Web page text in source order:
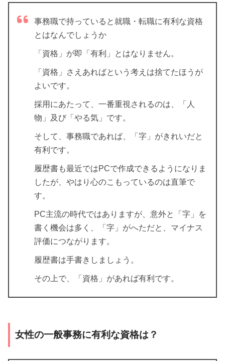
事務職で持っていると就職・転職に有利な資格
とはなんでしょうか
「資格」が即「有利」とはなりません。
「資格」さえあればという考えは捨てたほうが
よいです。
採用にあたって、一番重視されるのは、「人
物」及び「やる気」です。
そして、事務職であれば、「字」がきれいだと
有利です。
履歴書も最近ではPCで作成できるようになりま
したが、やはり心のこもっているのは直筆で
す。
PC主流の時代ではありますが、意外と「字」を
書く機会は多く、「字」がへただと、マイナス
評価につながります。
履歴書は手書きしましょう。
その上で、「資格」があれば有利です。
女性の一般事務に有利な資格は？